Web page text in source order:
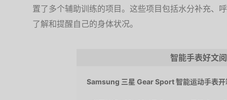
置了多个辅助训练的项目。这些项目包括水分补充、
了解和提醒自己的身体状况。
智能手表好文
Samsung 三星 Gear Sport 智能运动手表开